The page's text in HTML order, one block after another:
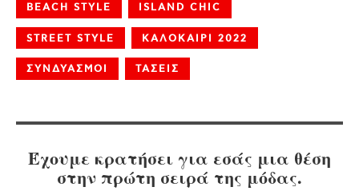
BEACH STYLE ISLAND CHIC
STREET STYLE ΚΑΛΟΚΑΙΡΙ 2022
ΣΥΝΔΥΑΣΜΟΙ ΤΑΣΕΙΣ
Έχουμε κρατήσει για εσάς μια θέση
στην πρώτη σειρά της μόδας.